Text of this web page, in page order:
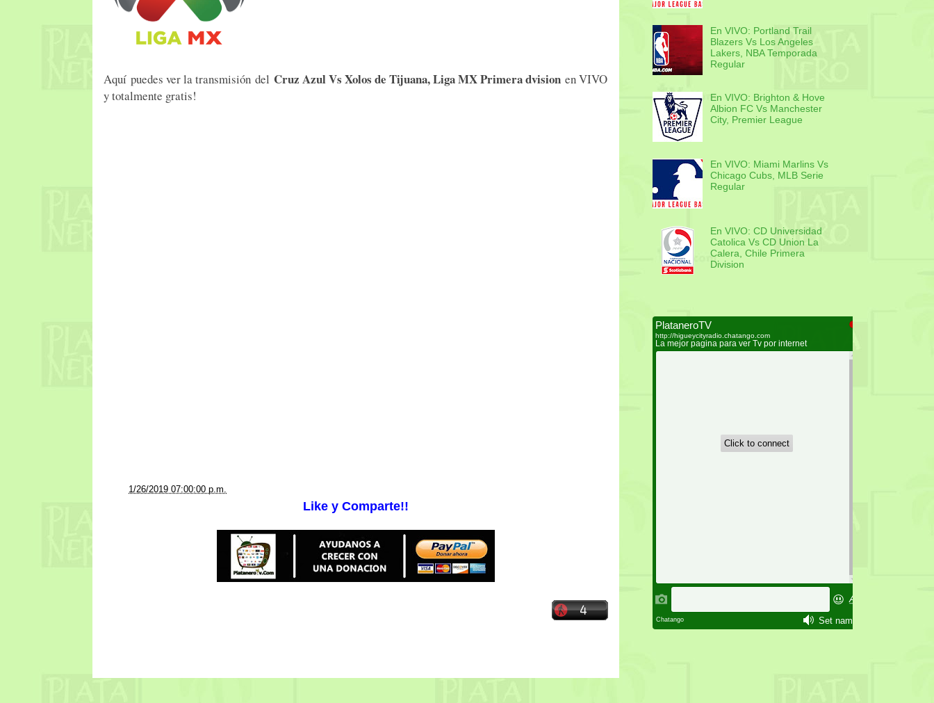
Aquí puedes ver la transmisión del Cruz Azul Vs Xolos de Tijuana, Liga MX Primera dvision en VIVO
y totalmente gratis!
1/26/2019 07:00:00 p.m.
Like y Comparte!!
En VIVO: Portland Trail
Blazers Vs Los Angeles
Lakers, NBA Temporada
Regular
En VIVO: Brighton & Hove
Albion FC Vs Manchester
City, Premier League
En VIVO: Miami Marlins Vs
Chicago Cubs, MLB Serie
Regular
En VIVO: CD Universidad
Catolica Vs CD Union La
Calera, Chile Primera
Division